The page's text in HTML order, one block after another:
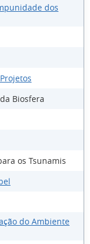
dos
Biosfera
os Tsunamis
do Ambiente